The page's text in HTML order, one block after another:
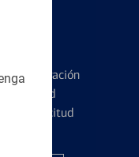
administración
identidad
una solicitud